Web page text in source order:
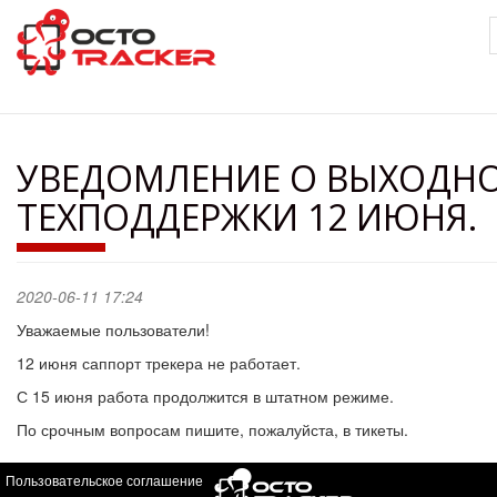
Перейти
основному
содержанию
УВЕДОМЛЕНИЕ О
ТЕХПОДДЕРЖКИ 12 ИЮНЯ.
2020-06-11 17:24
Уважаемые пользователи!
12 июня саппорт трекера не работает.
С 15 июня работа продолжится в штатном режиме.
По срочным вопросам пишите, пожалуйста, в тикеты.
Пользовательское соглашение